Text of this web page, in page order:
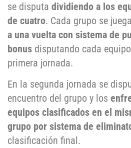
se disputa dividiendo a los
de cuatro. Cada grupo se
a una vuelta con sistema de
bonus disputando cada
primera jornada.
En la segunda jornada se
encuentro del grupo y los
equipos clasificados en el
grupo por sistema de
clasificación final.